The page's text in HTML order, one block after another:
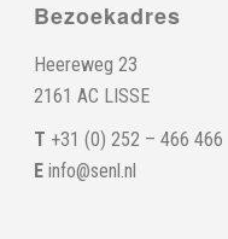
Bezoekadres
Heereweg 23
2161 AC LISSE
T +31 (0) 252 – 466 466
E info@senl.nl